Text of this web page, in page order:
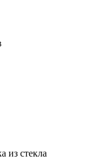
из стекла